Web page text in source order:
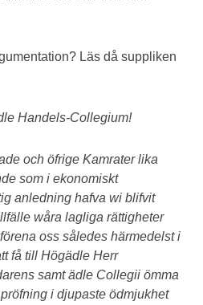
Läs då suppliken
Handels-Collegium!
och öfrige Kamrater lika
som i ekonomiskt
anledning hafva wi blifvit
wåra lagliga rättigheter
oss således härmedelst i
få till Högädle Herr
samt ädle Collegii ömma
i djupaste ödmjukhet